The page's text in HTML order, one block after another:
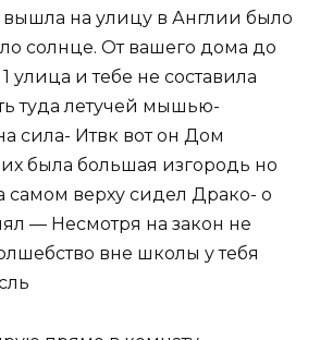
на улицу в Англии было
солнце. От вашего дома до
улица и тебе не составила
туда летучей мышью-
сила- Итвк вот он Дом
была большая изгородь но
верху сидел Драко- о
— Несмотря на закон не
вне школы у тебя